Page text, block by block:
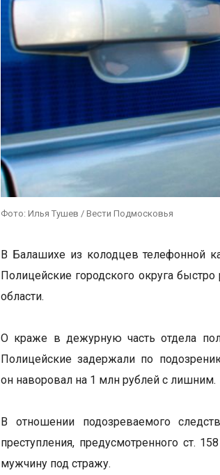
Фото: Илья Тушев / Вести Подмосковья
В Балашихе из колодцев телефонной
Полицейские городского округа
области.
О краже в дежурную часть отдела
Полицейские задержали по
он наворовал на 1 млн рублей с лишним.
В отношении подозреваемого
преступления, предусмотренного ст.
мужчину под стражу.